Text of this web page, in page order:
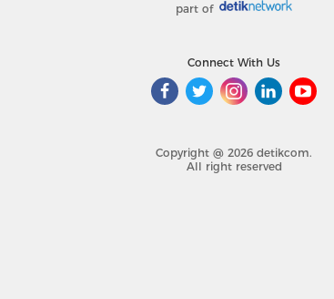
part of
Connect With Us
Copyright @ 2026 detikcom.
All right reserved